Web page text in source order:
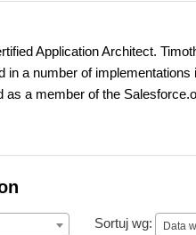
Application Architect.
in a number of implementations
a member of the
Sortuj wg: Data
Data